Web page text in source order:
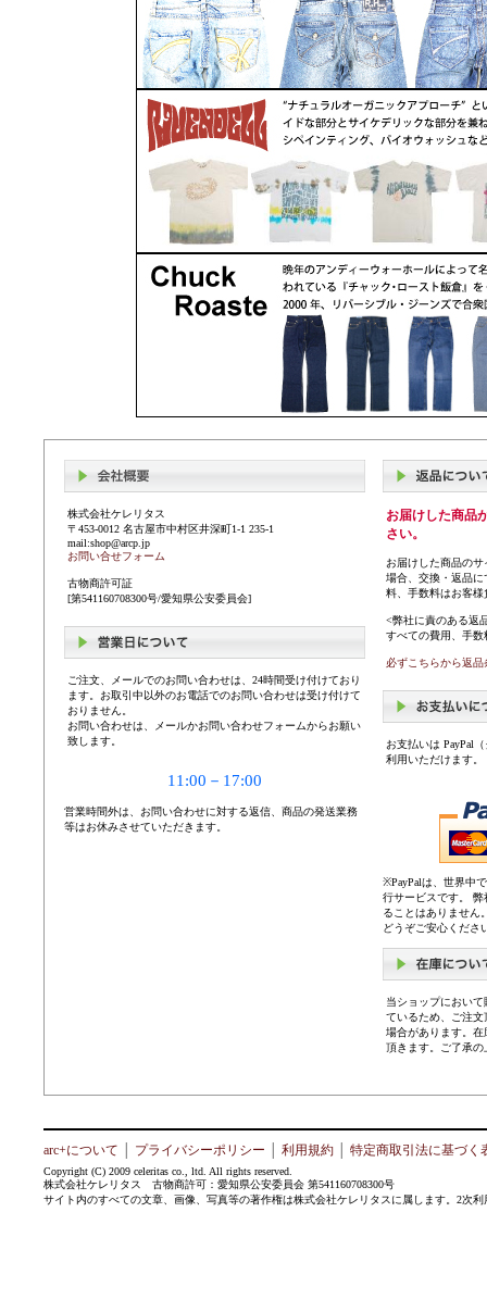
株式会社ケレリタス
〒453-0012 名古屋市中村区井深町1-1 235-1
mail:shop@arcp.jp
お問い合せフォーム
古物商許可証
[第541160708300号/愛知県公安委員会]
ご注文、メールでのお問い合わせは、24時間受け付けており
ます。お取引中以外のお電話でのお問い合わせは受け付けて
おりません。
お問い合わせは、メールかお問い合わせフォームからお願い
致します。
11:00－17:00
営業時間外は、お問い合わせに対する返信、商品の発送業務
等はお休みさせていただきます。
お届けした商品
さい。
お届けした商品の
場合、交換・返品
料、手数料はお客
<弊社に責のある返
すべての費用、手
必ずこちらから返
お支払いは PayPal
利用いただけます。
※PayPalは、世界中
行サービスです。
ることはありません
どうぞご安心くださ
当ショップにおい
ているため、ご注
場合があります。
頂きます。ご了承
arc+について プライバシーポリシー 利用規約 特定商取引法に基づく
Copyright (C) 2009 celeritas co., ltd. All rights reserved.
株式会社ケレリタス 古物商許可：愛知県公安委員会 第541160708300号
サイト内のすべての文章、画像、写真等の著作権は株式会社ケレリタスに属します。2次